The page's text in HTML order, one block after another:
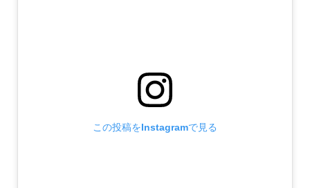
この投稿をInstagramで見る